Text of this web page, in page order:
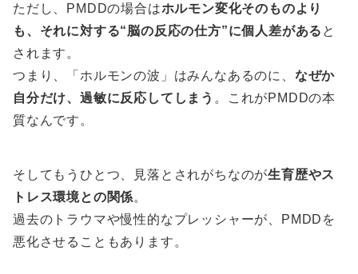
ただし、PMDDの場合はホルモン変化そのものより
も、それに対する“脳の反応の仕方”に個人差がある と
されます。
つまり、「ホルモンの波」はみんなあるのに、 なぜか
自分だけ、過敏に反応してしまう 。これがPMDDの本
質なんです。
そしてもうひとつ、見落とされがちなのが生育歴やス
トレス環境との関係。
過去のトラウマや慢性的なプレッシャーが、PMDDを
悪化させることもあります。